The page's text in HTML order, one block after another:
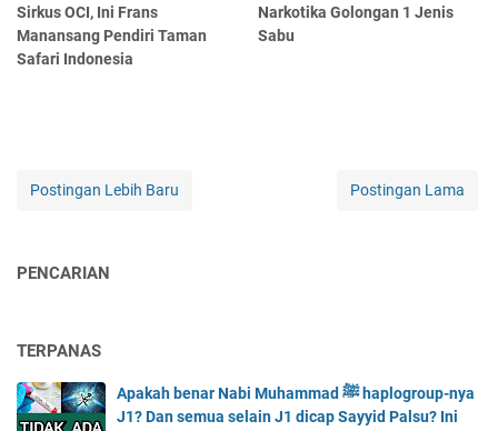
Sirkus OCI, Ini Frans
Manansang Pendiri Taman
Safari Indonesia
Narkotika Golongan 1 Jenis
Sabu
Postingan Lebih Baru Postingan Lama
PENCARIAN
TERPANAS
Apakah benar Nabi Muhammad ﷺ haplogroup-nya
J1? Dan semua selain J1 dicap Sayyid Palsu? Ini